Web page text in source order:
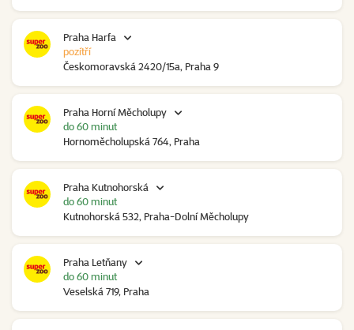
Praha Harfa
Českomoravská 2420/15a, Praha 9
pozítří
Praha Horní Měcholupy
Hornoměcholupská 764, Praha
do 60 minut
Praha Kutnohorská
Kutnohorská 532, Praha-Dolní Měcholupy
do 60 minut
Praha Letňany
Veselská 719, Praha
do 60 minut